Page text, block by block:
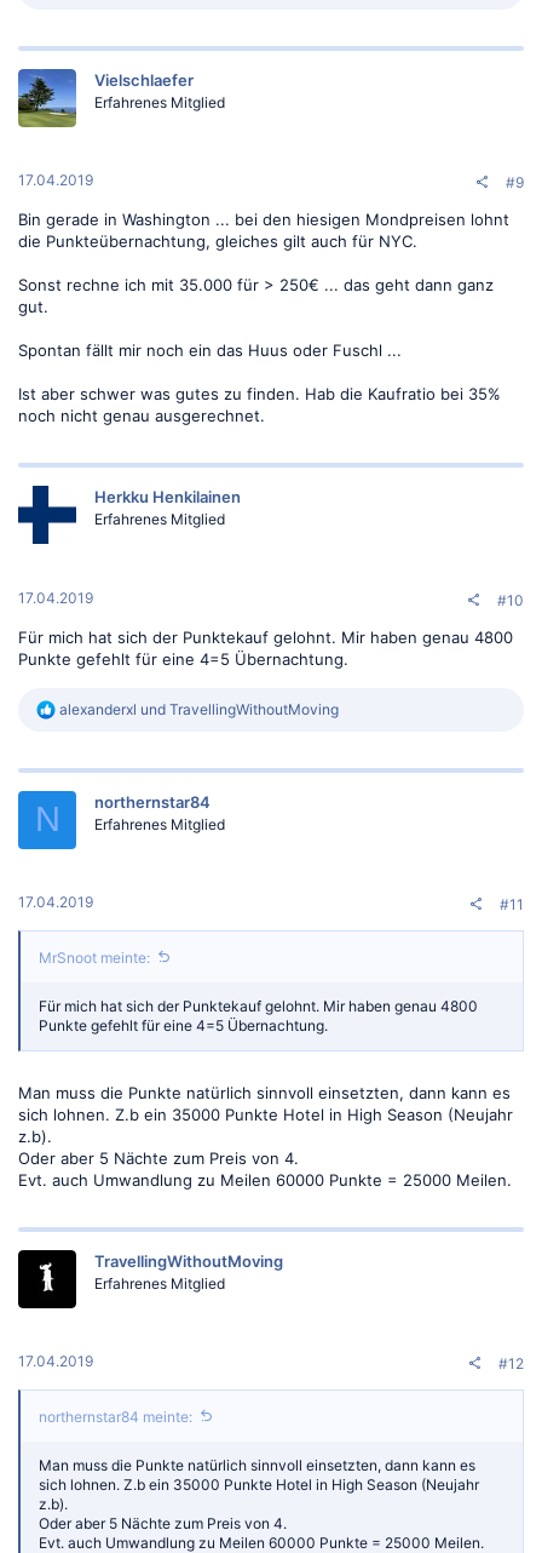
k
i
o
n
:
Vielschlaefer
Erfahrenes Mitglied
17.04.2019 #9
Bin gerade in Washington ... bei den hiesigen Mondpreisen lohnt
die Punkteübernachtung, gleiches gilt auch für NYC.
Sonst rechne ich mit 35.000 für > 250€ ... das geht dann ganz
gut.
Spontan fällt mir noch ein das Huus oder Fuschl ...
Ist aber schwer was gutes zu finden. Hab die Kaufratio bei 35%
noch nicht genau ausgerechnet.
Herkku Henkilainen
Erfahrenes Mitglied
17.04.2019 #10
Für mich hat sich der Punktekauf gelohnt. Mir haben genau 4800
Punkte gefehlt für eine 4=5 Übernachtung.
R
k
:
alexanderxl und TravellingWithoutMoving
N northernstar84
Erfahrenes Mitglied
17.04.2019 #11
MrSnoot meinte:
Für mich hat sich der Punktekauf gelohnt. Mir haben genau 4800
Punkte gefehlt für eine 4=5 Übernachtung.
Man muss die Punkte natürlich sinnvoll einsetzten, dann kann es
sich lohnen. Z.b ein 35000 Punkte Hotel in High Season (Neujahr
z.b).
Oder aber 5 Nächte zum Preis von 4.
Evt. auch Umwandlung zu Meilen 60000 Punkte = 25000 Meilen.
TravellingWithoutMoving
Erfahrenes Mitglied
17.04.2019 #12
northernstar84 meinte:
Man muss die Punkte natürlich sinnvoll einsetzten, dann kann es
sich lohnen. Z.b ein 35000 Punkte Hotel in High Season (Neujahr
z.b).
Oder aber 5 Nächte zum Preis von 4.
Evt. auch Umwandlung zu Meilen 60000 Punkte = 25000 Meilen.